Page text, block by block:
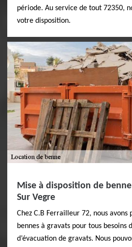
période. Au service de tout 72350,
votre disposition.
Mise à disposition de
Sur Vegre
Chez C.B Ferrailleur 72, nous avons
bennes à gravats pour tous besoins
d’évacuation de gravats. Nous